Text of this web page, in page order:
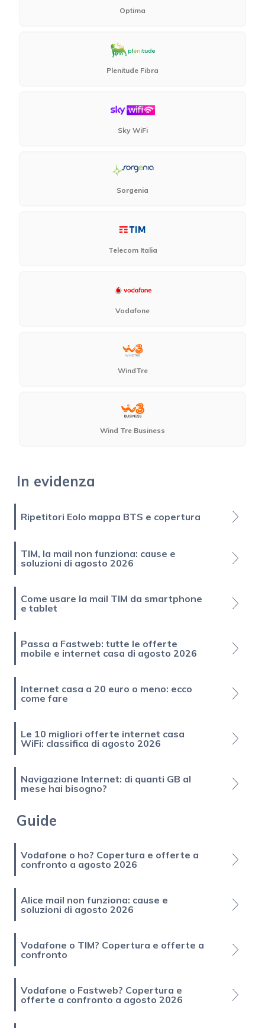
Optima
Plenitude Fibra
Sky WiFi
Sorgenia
Telecom Italia
Vodafone
WindTre
Wind Tre Business
In evidenza
Ripetitori Eolo mappa BTS e copertura
TIM, la mail non funziona: cause e
soluzioni di agosto 2026
Come usare la mail TIM da smartphone
e tablet
Passa a Fastweb: tutte le offerte
mobile e internet casa di agosto 2026
Internet casa a 20 euro o meno: ecco
come fare
Le 10 migliori offerte internet casa
WiFi: classifica di agosto 2026
Navigazione Internet: di quanti GB al
mese hai bisogno?
Guide
Vodafone o ho? Copertura e offerte a
confronto a agosto 2026
Alice mail non funziona: cause e
soluzioni di agosto 2026
Vodafone o TIM? Copertura e offerte a
confronto
Vodafone o Fastweb? Copertura e
offerte a confronto a agosto 2026